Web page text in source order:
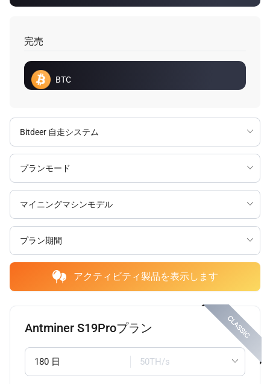
完売
BTC
アクティビティ製品を表示します
Antminer S19Proプラン
180 日 50TH/s